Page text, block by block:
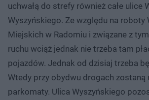
uchwałą do strefy również całe ulice
Wyszyńskiego. Ze względu na roboty
Miejskich w Radomiu i związane z
ruchu wciąż jednak nie trzeba tam
pojazdów. Jednak od dzisiaj trzeba
Wtedy przy obydwu drogach zostaną
parkomaty. Ulica Wyszyńskiego